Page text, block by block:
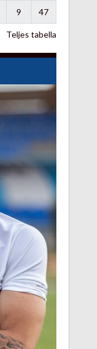
9 47
Teljes tabella